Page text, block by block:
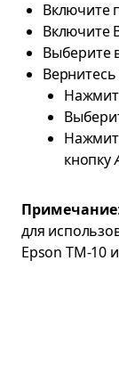
Включите
Включите
Выберите
кнопку
Примечание
для
Epson TM-10